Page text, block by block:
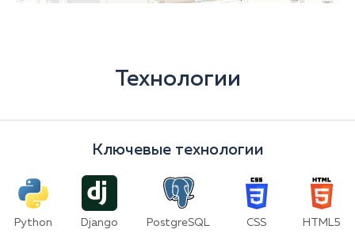
Технологии
Ключевые технологии
Python Django PostgreSQL CSS HTML5